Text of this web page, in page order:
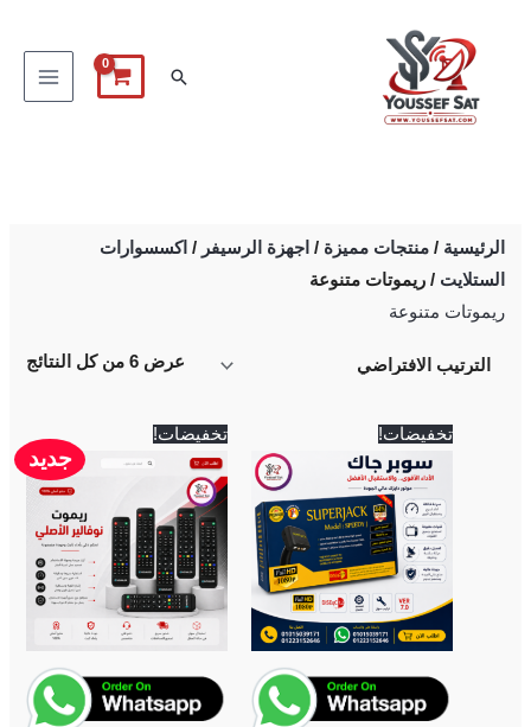
البحث
الرئيسية /منتجات مميزة / اجهزة الرسيفر / اكسسوارات
الستلايت / ريموتات متنوعة
ريموتات متنوعة
عرض ⁦6⁩ من كل النتائج
تخفيضات!
هو:
3,000 EGP.
الحالي
هو:
2,900 EGP.
تخفيضات!
جديد
السعر
الأصلي
هو:
الحالي
هو:
600 EGP.